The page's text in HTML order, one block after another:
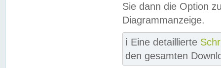
Sie dann die Option
Diagrammanzeige.
ℹ️ Eine detaillierte
den gesamten